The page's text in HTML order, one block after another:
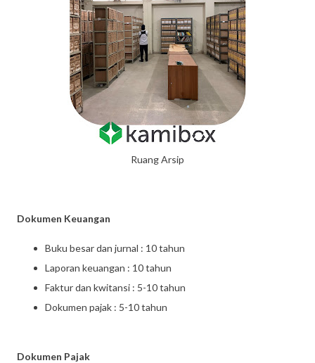
Ruang Arsip
Dokumen Keuangan
Buku besar dan jurnal : 10 tahun
Laporan keuangan : 10 tahun
Faktur dan kwitansi : 5-10 tahun
Dokumen pajak : 5-10 tahun
Dokumen Pajak